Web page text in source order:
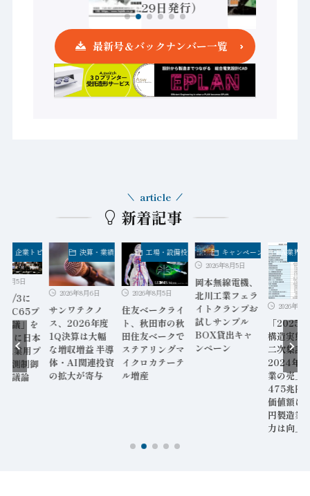
最新号＆バックナンバー一覧
新着記事
article
決算・業績
8月6日
テクノ
年度
は大幅
増益 半導
関連投資
が寄与
工場・設備投資
2026年8月5日
住友ベークライ
ト、秋田市の秋
田住友ベークで
ステアリングマ
イクロカテーテ
ル増産
キャンペーン
2026年8月5日
岡本無線電機、
北川工業フェラ
イトクランプお
試しサンプル
BOX貸出キャ
ンペーン
FA業界・企業トピックス
2026年8月5日
「2025年経済
構造実態調査」
二次集計結果
FA業界
2026年8
6/29～
「IEC
レナリ会
18年ぶ
で開催
ロセス計
の規格を